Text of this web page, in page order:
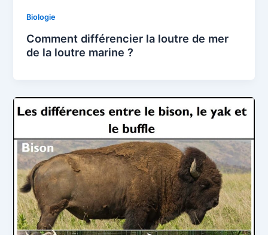
Biologie
Comment différencier la loutre de mer
de la loutre marine ?